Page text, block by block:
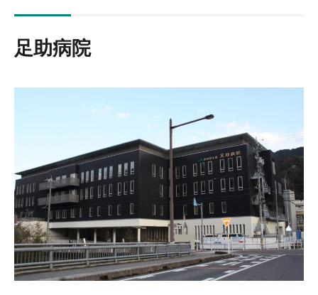
足助病院